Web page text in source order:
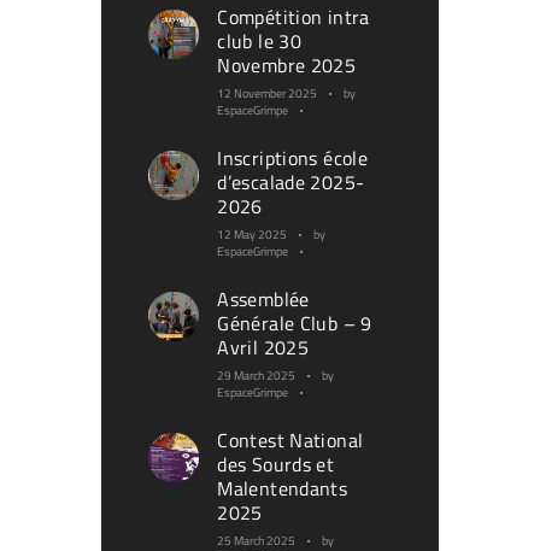
Compétition intra
club le 30
Novembre 2025
12 November 2025
by
EspaceGrimpe
Inscriptions école
d’escalade 2025-
2026
12 May 2025
by
EspaceGrimpe
Assemblée
Générale Club – 9
Avril 2025
29 March 2025
by
EspaceGrimpe
Contest National
des Sourds et
Malentendants
2025
25 March 2025
by